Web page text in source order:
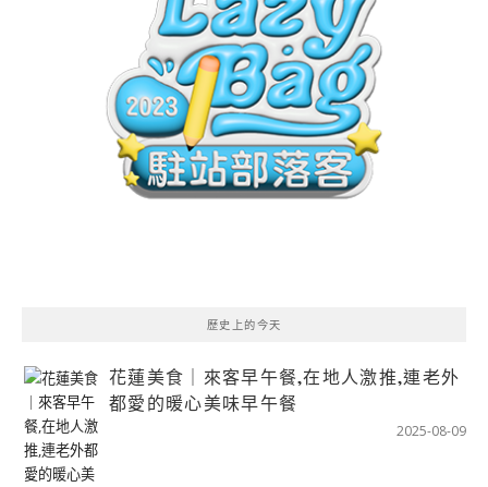
歷史上的今天
花蓮美食｜來客早午餐,在地人激推,連老外
都愛的暖心美味早午餐
2025-08-09